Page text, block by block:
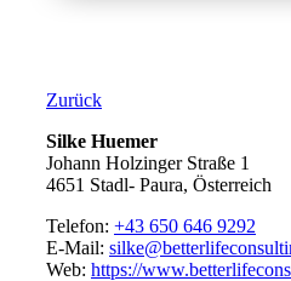
Zurück
Silke Huemer
Johann Holzinger Straße 1
4651 Stadl- Paura, Österreich
Telefon: +43 650 646 9292
E-Mail:
Web: https://